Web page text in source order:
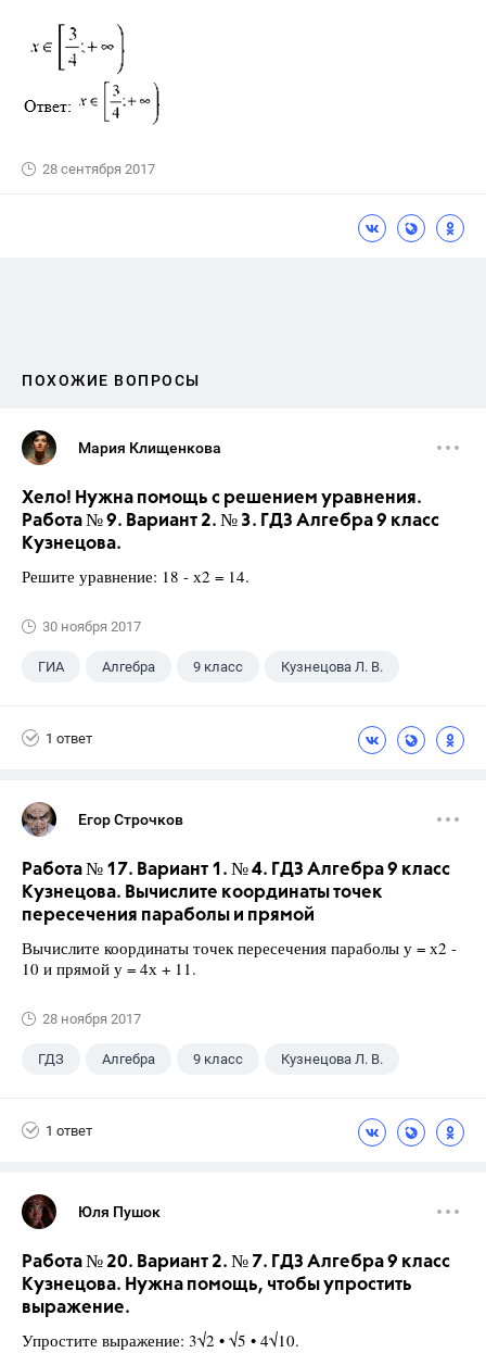
28 сентября 2017
ПОХОЖИЕ ВОПРОСЫ
Мария Клищенкова
Хело! Нужна помощь с решением уравнения.
Работа № 9. Вариант 2. № 3. ГДЗ Алгебра 9 класс
Кузнецова.
Решите уравнение: 18 - х2 = 14.
30 ноября 2017
ГИА Алгебра 9 класс Кузнецова Л. В.
1 ответ
Егор Строчков
Работа № 17. Вариант 1. № 4. ГДЗ Алгебра 9 класс
Кузнецова. Вычислите координаты точек
пересечения параболы и прямой
Вычислите координаты точек пересечения параболы у = х2 -
10 и прямой у = 4х + 11.
28 ноября 2017
ГДЗ Алгебра 9 класс Кузнецова Л. В.
1 ответ
Юля Пушок
Работа № 20. Вариант 2. № 7. ГДЗ Алгебра 9 класс
Кузнецова. Нужна помощь, чтобы упростить
выражение.
Упростите выражение: 3√2 • √5 • 4√10.